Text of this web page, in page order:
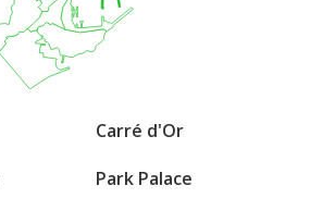
Carré d'Or
Park Palace